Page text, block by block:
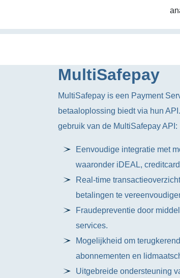
MultiSafepay
MultiSafepay is een Payment
betaaloplossing biedt via hun
gebruik van de MultiSafepay API:
Eenvoudige integratie met
waaronder iDEAL,
Real-time
betalingen te
Fraudepreventie door
services.
Mogelijkheid om
abonnementen en
Uitgebreide ondersteuning